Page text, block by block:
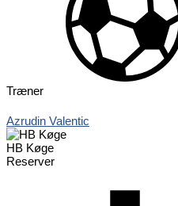
Træner
Azrudin Valentic
HB Køge
Reserver